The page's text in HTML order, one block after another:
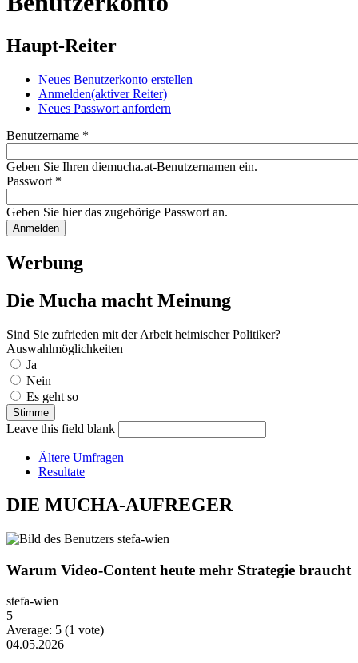
Haupt-Reiter
Neues Benutzerkonto erstellen
Anmelden(aktiver Reiter)
Neues Passwort anfordern
Benutzername *
Geben Sie Ihren diemucha.at-Benutzernamen ein.
Passwort *
Geben Sie hier das zugehörige Passwort an.
Werbung
Die Mucha macht Meinung
Sind Sie zufrieden mit der Arbeit heimischer Politiker?
Auswahlmöglichkeiten
Ja
Nein
Es geht so
Leave this field blank
Ältere Umfragen
Resultate
DIE MUCHA-AUFREGER
Warum Video-Content heute mehr Strategie braucht
stefa-wien
5
Average: 5 (1 vote)
04.05.2026